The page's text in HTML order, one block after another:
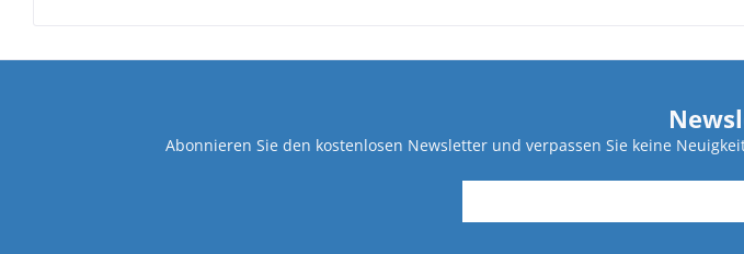
Abonnieren Sie den kostenlosen Newsletter und verpassen Sie keine